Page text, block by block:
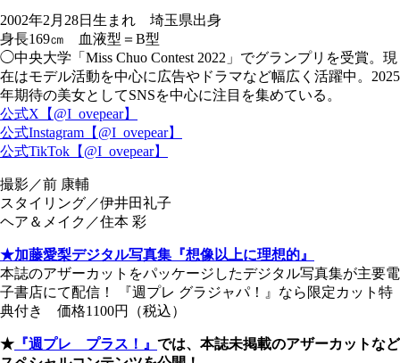
2002年2月28日生まれ 埼玉県出身
身長169㎝ 血液型＝B型
◯中央大学「Miss Chuo Contest 2022」でグランプリを受賞。現
在はモデル活動を中心に広告やドラマなど幅広く活躍中。2025
年期待の美女としてSNSを中心に注目を集めている。
公式X【@I_ovepear】
公式Instagram【@I_ovepear】
公式TikTok【@I_ovepear】
撮影／前 康輔
スタイリング／伊井田礼子
ヘア＆メイク／住本 彩
★加藤愛梨デジタル写真集『想像以上に理想的』
本誌のアザーカットをパッケージしたデジタル写真集が主要電
子書店にて配信！ 『週プレ グラジャパ！』なら限定カット特
典付き 価格1100円（税込）
★ 『週プレ プラス！』 では、本誌未掲載のアザーカットなど